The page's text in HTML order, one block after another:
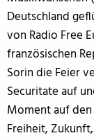
Deutschland
von Radio Free
französischen
Sorin die Feier
Securitate auf
Moment auf
Freiheit,